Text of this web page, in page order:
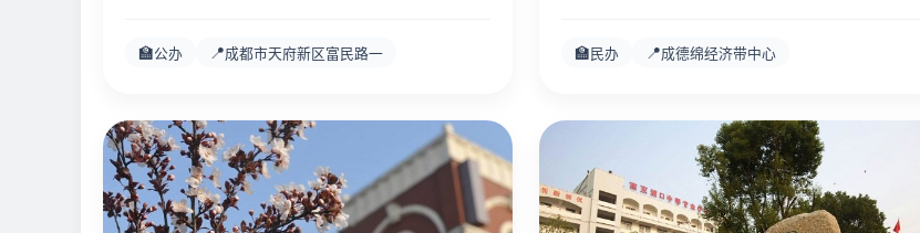
🏫公办 📍成都市天府新区富民路一 🏫 民办 📍成德绵经济带中心